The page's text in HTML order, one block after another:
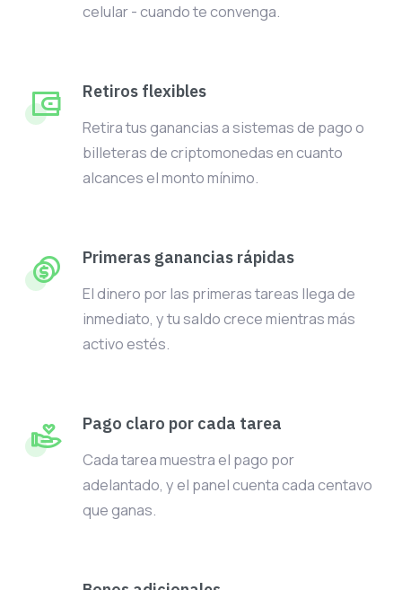
celular - cuando te convenga.
Retiros flexibles
Retira tus ganancias a sistemas de pago o
billeteras de criptomonedas en cuanto
alcances el monto mínimo.
Primeras ganancias rápidas
El dinero por las primeras tareas llega de
inmediato, y tu saldo crece mientras más
activo estés.
Pago claro por cada tarea
Cada tarea muestra el pago por
adelantado, y el panel cuenta cada centavo
que ganas.